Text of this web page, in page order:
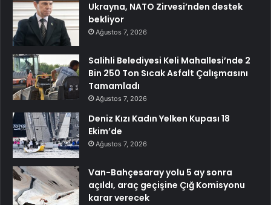
Ukrayna, NATO Zirvesi’nden destek
bekliyor
Ağustos 7, 2026
Salihli Belediyesi Keli Mahallesi’nde 2
Bin 250 Ton Sıcak Asfalt Çalışmasını
Tamamladı
Ağustos 7, 2026
Deniz Kızı Kadın Yelken Kupası 18
Ekim’de
Ağustos 7, 2026
Van-Bahçesaray yolu 5 ay sonra
açıldı, araç geçişine Çığ Komisyonu
karar verecek